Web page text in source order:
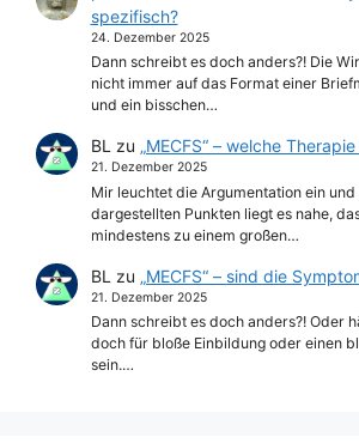
spezifisch?
24. Dezember 2025
Dann schreibt es doch anders?! Die
nicht immer auf das Format einer
und ein bisschen…
BL zu „MECFS“ – welche
21. Dezember 2025
Mir leuchtet die Argumentation ein
dargestellten Punkten liegt es nahe,
mindestens zu einem großen…
BL zu „MECFS“ – sind die
21. Dezember 2025
Dann schreibt es doch anders?! Oder
doch für bloße Einbildung oder einen
sein.…